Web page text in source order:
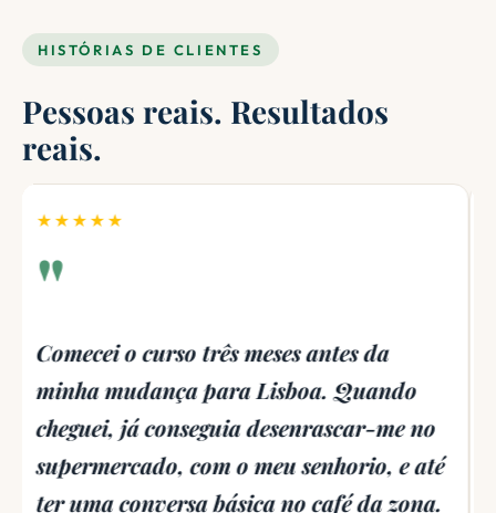
HISTÓRIAS DE CLIENTES
Pessoas reais. Resultados
reais.
★★★★★
"
Só o módulo de pronúncia já valeu a
pena. O português europeu não tem nada
a ver com o brasileiro — e eu já tinha
tentado aprender por aplicações e tinha
apanhado todos os sons errados. Este